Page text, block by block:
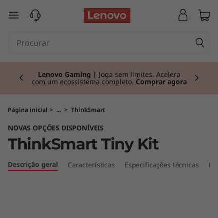
T
S
m
a
saltar para o conteúdo principal
Lenovo Gaming | Joga sem limites. Acelera
com um ecossistema completo. Comprar agora
Página inicial > ... > ThinkSmart
NOVAS OPÇÕES DISPONÍVEIS
ThinkSmart Tiny Kit
Descrição geral Características Especificações técnicas